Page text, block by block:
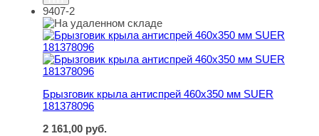
Брызговик крыла антиспрей 460х350 мм SUER
9407-2
Брызговик крыла антиспрей 460х350 мм SUER
181378096
2 161,00 руб.